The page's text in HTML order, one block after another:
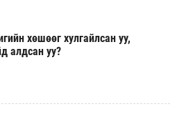
хөшөөг хулгайлсан уу,
алдсан уу?